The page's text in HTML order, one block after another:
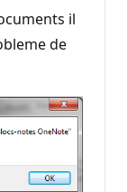
il
de